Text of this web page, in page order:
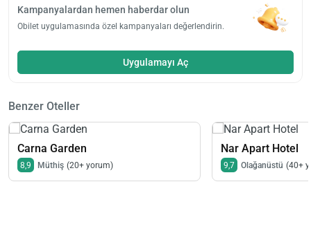
Kampanyalardan hemen haberdar olun
Obilet uygulamasında özel kampanyaları değerlendirin.
Uygulamayı Aç
Benzer Oteller
Carna Garden
8,9 Müthiş (20+ yorum)
Nar Apart Hotel
9,7 Olağanüstü (40+